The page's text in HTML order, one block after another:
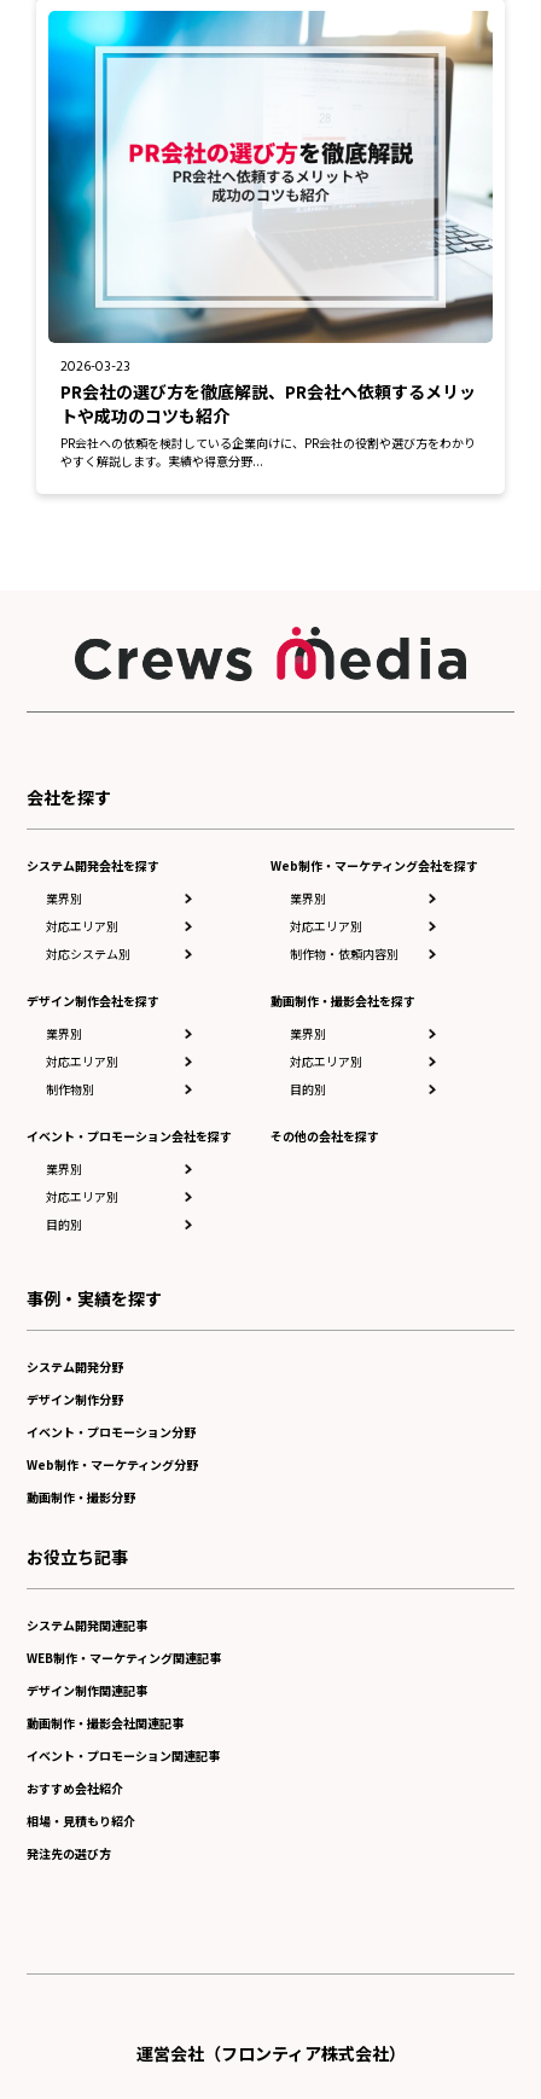
2026-03-23
PR会社の選び方を徹底解説、PR会社へ依頼するメリッ
トや成功のコツも紹介
PR会社への依頼を検討している企業向けに、PR会社の役割や選び方をわかり
やすく解説します。実績や得意分野...
会社を探す
システム開発会社を探す
業界別
対応エリア別
対応システム別
デザイン制作会社を探す
業界別
対応エリア別
制作物別
イベント・プロモーション会社を探す
業界別
対応エリア別
目的別
Web制作・マーケティング会社を探す
業界別
対応エリア別
制作物・依頼内容別
動画制作・撮影会社を探す
業界別
対応エリア別
目的別
その他の会社を探す
事例・実績を探す
システム開発分野
デザイン制作分野
イベント・プロモーション分野
Web制作・マーケティング分野
動画制作・撮影分野
お役立ち記事
システム開発関連記事
WEB制作・マーケティング関連記事
デザイン制作関連記事
動画制作・撮影会社関連記事
イベント・プロモーション関連記事
おすすめ会社紹介
相場・見積もり紹介
発注先の選び方
運営会社（フロンティア株式会社）